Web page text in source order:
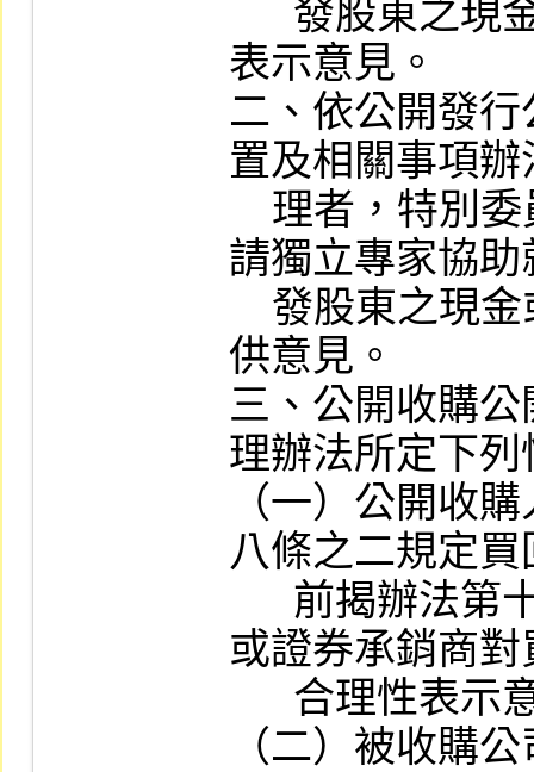
表示意見。
二、依公開發
置及相關事項
請獨立專家協
供意見。
三、公開收購
理辦法所定下列
（一）公開收
八條之二規定
或證券承銷商
（二）被收購